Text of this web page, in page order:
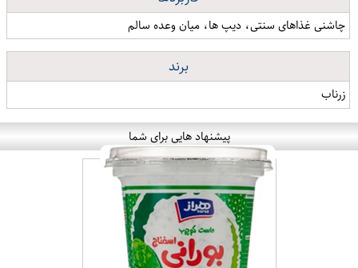
چاشنی غذاهای سنتی، دیپ ها، میان وعده سالم
برند
زرناب
پیشنهاد هایی برای شما